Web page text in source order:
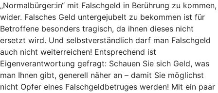
„Normalbürger:in“ mit Falschgeld in Berührung zu kommen,
wider. Falsches Geld untergejubelt zu bekommen ist für
Betroffene besonders tragisch, da ihnen dieses nicht
ersetzt wird. Und selbstverständlich darf man Falschgeld
auch nicht weiterreichen! Entsprechend ist
Eigenverantwortung gefragt: Schauen Sie sich Geld, was
man Ihnen gibt, generell näher an – damit Sie möglichst
nicht Opfer eines Falschgeldbetruges werden! Mit ein paar